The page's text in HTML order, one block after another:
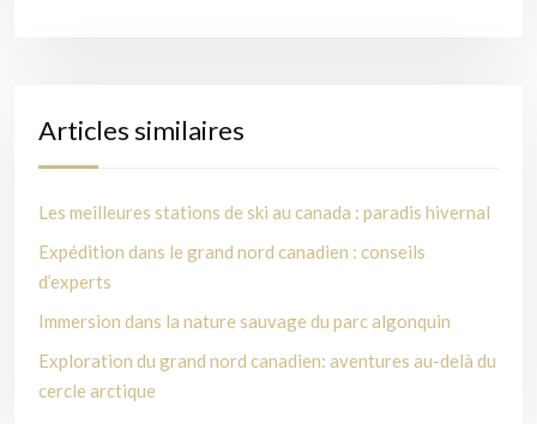
Articles similaires
Les meilleures stations de ski au canada : paradis hivernal
Expédition dans le grand nord canadien : conseils
d’experts
Immersion dans la nature sauvage du parc algonquin
Exploration du grand nord canadien: aventures au-delà du
cercle arctique